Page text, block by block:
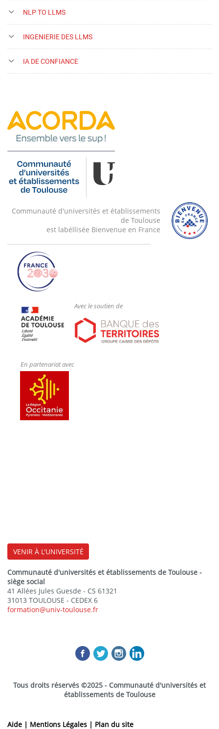
NLP TO LLMS
INGENIERIE DES LLMS
IA DE CONFIANCE
Communauté d'universités et établissements
de Toulouse
est labéllisée Bienvenue en France
Avec le soutien de
En partenariat avec
VENIR À L'UNIVERSITÉ
Communauté d'universités et établissements de Toulouse -
siège social
41 Allées Jules Guesde - CS 61321
31013 TOULOUSE - CEDEX 6
formation@univ-toulouse.fr
Tous droits réservés ©2025 - Communauté d'universités et
établissements de Toulouse
Aide | Mentions Légales | Plan du site